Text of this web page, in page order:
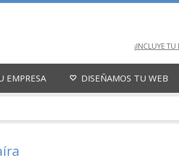
¡INCLUYE
EMPRESA DISEÑAMOS TU WEB